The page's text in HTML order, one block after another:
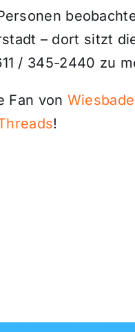
– dort sitzt
/ 345-2440 zu
Fan von
!